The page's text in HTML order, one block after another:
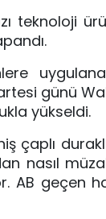
teknoloji
günü
yükseldi.
çaplı
nasıl
AB geçen